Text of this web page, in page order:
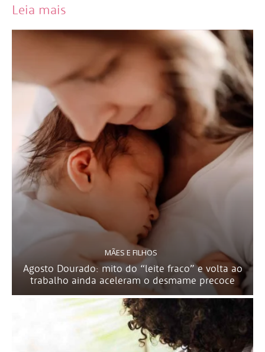
Leia mais
MÃES E FILHOS
Agosto Dourado: mito do “leite fraco” e volta ao
trabalho ainda aceleram o desmame precoce